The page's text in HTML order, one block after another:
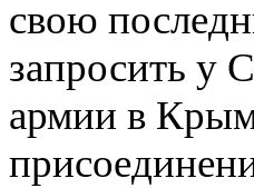
свою
запросить у
армии в